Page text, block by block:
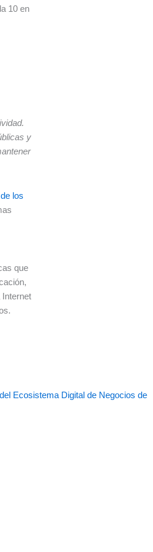
10 en
y
los
que
Ecosistema Digital de Negocios de